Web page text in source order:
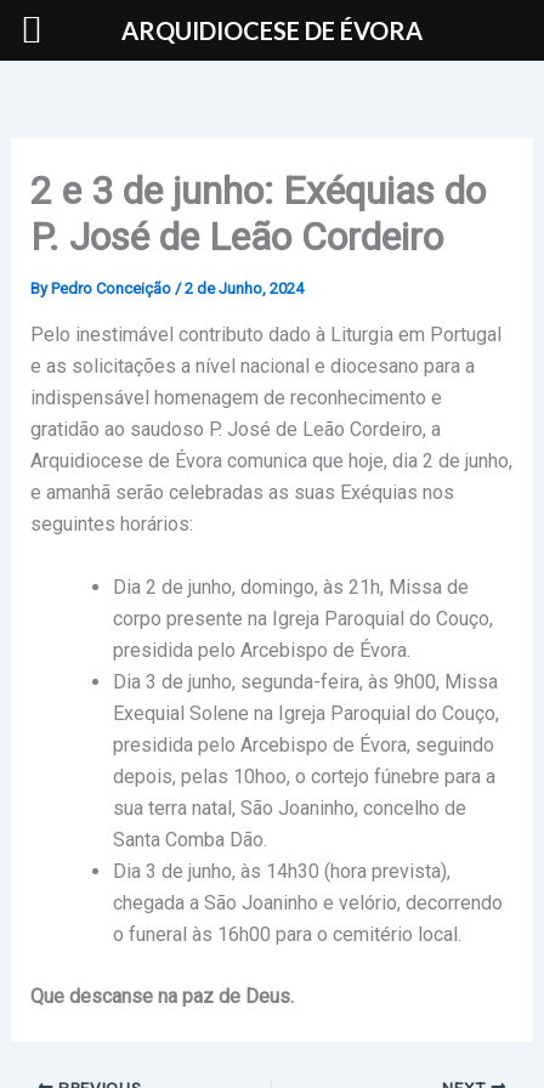
Skip
2 e 3 de junho: Exéquias do
P. José de Leão Cordeiro
By Pedro Conceição /2 de Junho, 2024
Pelo inestimável contributo dado à Liturgia em Portugal
e as solicitações a nível nacional e diocesano para a
indispensável homenagem de reconhecimento e
gratidão ao saudoso P. José de Leão Cordeiro, a
Arquidiocese de Évora comunica que hoje, dia 2 de junho,
e amanhã serão celebradas as suas Exéquias nos
seguintes horários:
Dia 2 de junho, domingo, às 21h, Missa de
corpo presente na Igreja Paroquial do Couço,
presidida pelo Arcebispo de Évora.
Dia 3 de junho, segunda-feira, às 9h00, Missa
Exequial Solene na Igreja Paroquial do Couço,
presidida pelo Arcebispo de Évora, seguindo
depois, pelas 10hoo, o cortejo fúnebre para a
sua terra natal, São Joaninho, concelho de
Santa Comba Dão.
Dia 3 de junho, às 14h30 (hora prevista),
chegada a São Joaninho e velório, decorrendo
o funeral às 16h00 para o cemitério local.
Que descanse na paz de Deus.
ARQUIDIOCESE DE ÉVORA